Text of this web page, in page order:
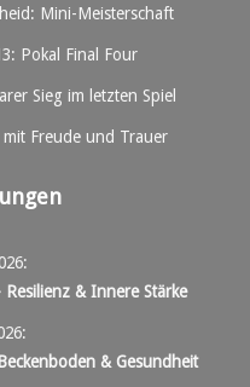
Mini-Meisterschaft
Pokal Final Four
Sieg im letzten Spiel
mit Freude und Trauer
:
& Innere Stärke
:
& Gesundheit